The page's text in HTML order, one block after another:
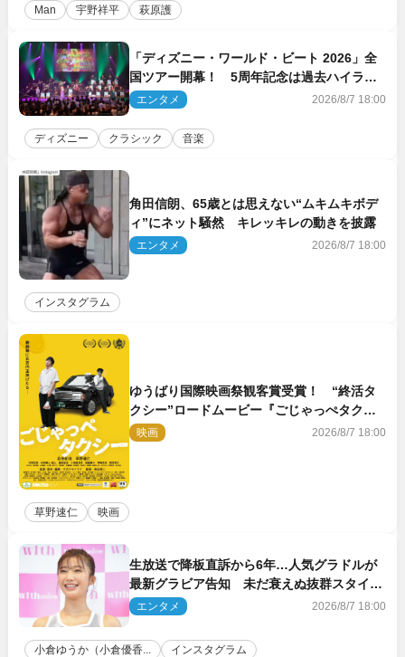
Man 宇野祥平 萩原護
「ディズニー・ワールド・ビート 2026」全
国ツアー開幕！ 5周年記念は過去ハイライ
ト＆クルーズ旅を大満喫！【潜入レポート】
エンタメ 2026/8/7 18:00
ディズニー クラシック 音楽
角田信朗、65歳とは思えない“ムキムキボデ
ィ”にネット騒然 キレッキレの動きを披露
エンタメ 2026/8/7 18:00
インスタグラム
ゆうばり国際映画祭観客賞受賞！ “終活タ
クシー”ロードムービー『ごじゃっぺタクシ
ー』10月公開＆予告解禁
映画 2026/8/7 18:00
草野速仁 映画
生放送で降板直訴から6年…人気グラドルが
最新グラビア告知 未だ衰えぬ抜群スタイル
に反響
エンタメ 2026/8/7 18:00
小倉ゆうか（小倉優香... インスタグラム